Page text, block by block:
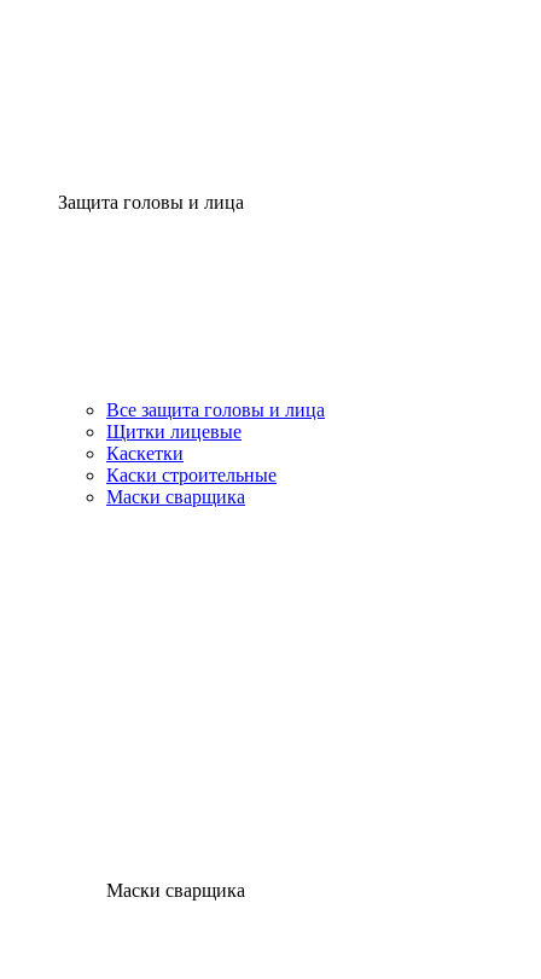
Защита головы и лица
Все защита головы и лица
Щитки лицевые
Каскетки
Каски строительные
Маски сварщика
Маски сварщика